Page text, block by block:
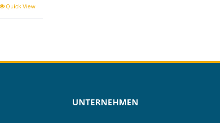
Quick View
UNTERNEHMEN